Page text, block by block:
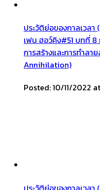
ประวัติย่อของกาลเวล
เฟน ฮอว์คิง#51 บทที่ 8
การสร้างและการทำล
Annihilation)
Posted: 10/11/2022